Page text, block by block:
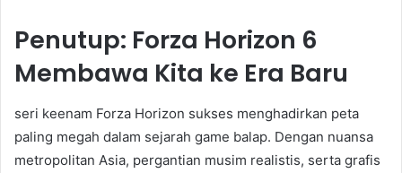
Penutup: Forza Horizon 6
Membawa Kita ke Era Baru
seri keenam Forza Horizon sukses menghadirkan peta
paling megah dalam sejarah game balap. Dengan nuansa
metropolitan Asia, pergantian musim realistis, serta grafis